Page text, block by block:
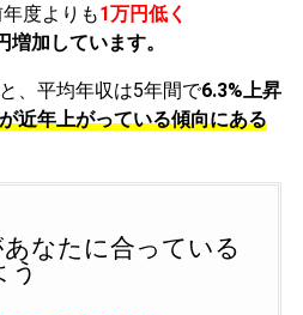
度よりも1万円低く
増加しています。
、平均年収は5年間で6.3%上昇
近年上がっている傾向にある
なたに合っている
う